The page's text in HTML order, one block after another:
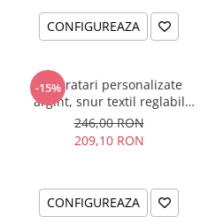
CONFIGUREAZA
-15%
Set bratari personalizate
argint, snur textil reglabil
Surioare
246,00 RON
209,10 RON
CONFIGUREAZA